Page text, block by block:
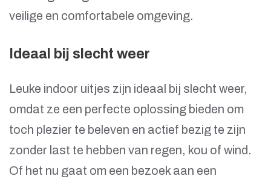
veilige en comfortabele omgeving.
Ideaal bij slecht weer
Leuke indoor uitjes zijn ideaal bij slecht weer,
omdat ze een perfecte oplossing bieden om
toch plezier te beleven en actief bezig te zijn
zonder last te hebben van regen, kou of wind.
Of het nu gaat om een bezoek aan een